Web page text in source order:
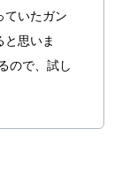
ていたガン
と思いま
ので、試し